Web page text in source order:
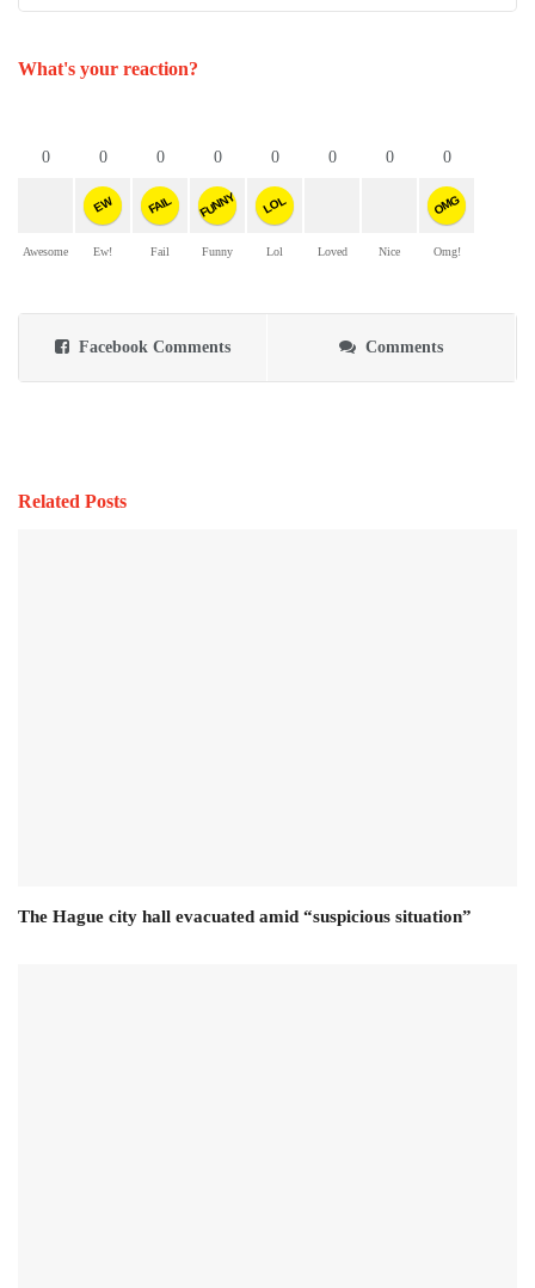
What's your reaction?
0
Awesome
0
EW
Ew!
0
FAIL
Fail
0
FUNNY
Funny
0
LOL
Lol
0
Loved
0
Nice
0
OMG
Omg!
Facebook Comments Comments
Related Posts
The Hague city hall evacuated amid “suspicious situation”